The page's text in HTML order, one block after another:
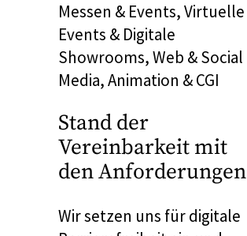
Messen & Events, Virtuelle
Events & Digitale
Showrooms, Web & Social
Media, Animation & CGI
Stand der
Vereinbarkeit mit
den Anforderungen
Wir setzen uns für digitale